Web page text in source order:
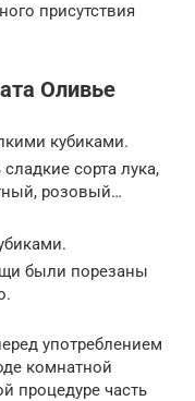
присутствия
Оливье
кубиками.
сорта лука,
розовый…
были порезаны
употреблением
комнатной
процедуре часть